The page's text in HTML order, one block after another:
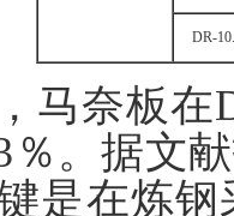
DR-
马奈板在
％。据文
是在炼